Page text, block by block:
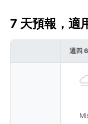
7 天預報，
週四